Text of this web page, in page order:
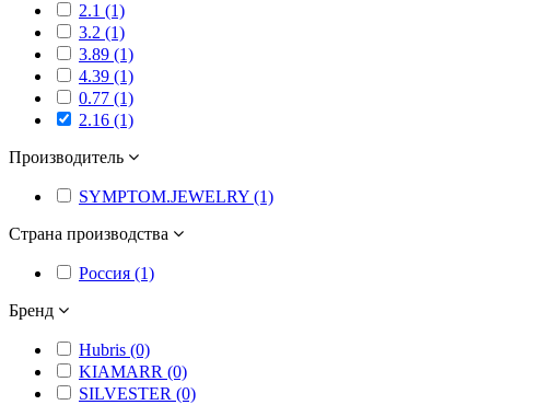
2.1 (1)
3.2 (1)
3.89 (1)
4.39 (1)
0.77 (1)
2.16 (1)
Производитель
SYMPTOM.JEWELRY (1)
Страна производства
Россия (1)
Бренд
Hubris (0)
KIAMARR (0)
SILVESTER (0)